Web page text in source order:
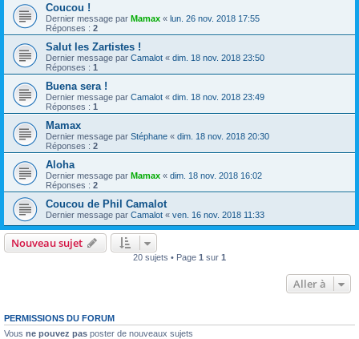
Coucou !
Dernier message par Mamax « lun. 26 nov. 2018 17:55
Réponses : 2
Salut les Zartistes !
Dernier message par Camalot « dim. 18 nov. 2018 23:50
Réponses : 1
Buena sera !
Dernier message par Camalot « dim. 18 nov. 2018 23:49
Réponses : 1
Mamax
Dernier message par Stéphane « dim. 18 nov. 2018 20:30
Réponses : 2
Aloha
Dernier message par Mamax « dim. 18 nov. 2018 16:02
Réponses : 2
Coucou de Phil Camalot
Dernier message par Camalot « ven. 16 nov. 2018 11:33
Nouveau sujet
20 sujets • Page 1 sur 1
Aller à
PERMISSIONS DU FORUM
Vous ne pouvez pas poster de nouveaux sujets